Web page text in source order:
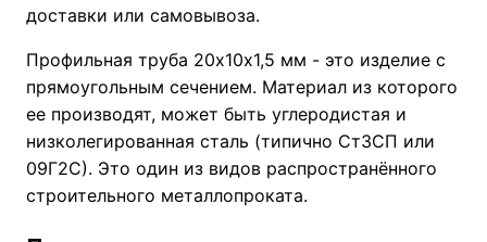
доставки или самовывоза.
Профильная труба 20х10х1,5 мм - это изделие с
прямоугольным сечением. Материал из которого
ее производят, может быть углеродистая и
низколегированная сталь (типично Ст3СП или
09Г2С). Это один из видов распространённого
строительного металлопроката.